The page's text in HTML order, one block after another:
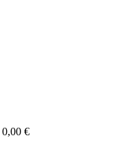
0,00 €